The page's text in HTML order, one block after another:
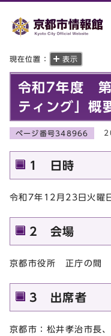
現在位置： 表示
令和7年度 第
ティング」概
ページ番号348966
1 日時
令和7年12月23日火曜
2 会場
京都市役所 正庁の間
3 出席者
京都市：松井孝治市長